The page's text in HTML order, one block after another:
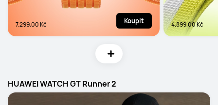
7.299,00 Kč Koupit 4.899,00 Kč
HUAWEI WATCH GT Runner 2